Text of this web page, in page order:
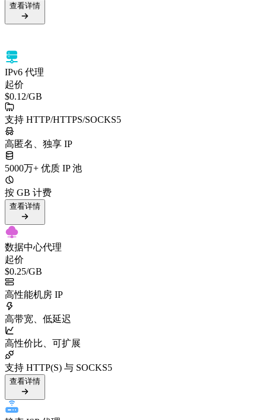
查看详情
IPv6 代理
起价
$0.12/GB
支持 HTTP/HTTPS/SOCKS5
高匿名、独享 IP
5000万+ 优质 IP 池
按 GB 计费
查看详情
数据中心代理
起价
$0.25/GB
高性能机房 IP
高带宽、低延迟
高性价比、可扩展
支持 HTTP(S) 与 SOCKS5
查看详情